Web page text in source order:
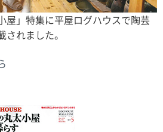
屋」特集に平屋ログハウスで陶芸
れました。